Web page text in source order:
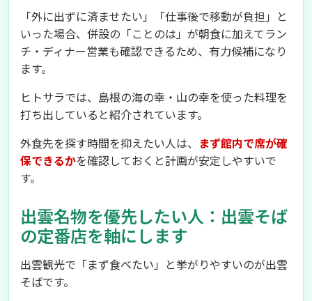
「外に出ずに済ませたい」「仕事後で移動が負担」と
いった場合、併設の「ことのは」が朝食に加えてラン
チ・ディナー営業も確認できるため、有力候補になり
ます。
ヒトサラでは、島根の海の幸・山の幸を使った料理を
打ち出していると紹介されています。
外食先を探す時間を抑えたい人は、 まず館内で席が確
保できるかを確認しておくと計画が安定しやすいで
す。
出雲名物を優先したい人：出雲そば
の定番店を軸にします
出雲観光で「まず食べたい」と挙がりやすいのが出雲
そばです。